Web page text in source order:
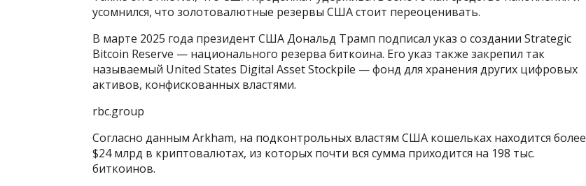
усомнился, что золотовалютные резервы США стоит переоценивать.
В марте 2025 года президент США Дональд Трамп подписал указ о создании Strategic
Bitcoin Reserve — национального резерва биткоина. Его указ также закрепил так
называемый United States Digital Asset Stockpile — фонд для хранения других цифровых
активов, конфискованных властями.
rbc.group
Согласно данным Arkham, на подконтрольных властям США кошельках находится более
$24 млрд в криптовалютах, из которых почти вся сумма приходится на 198 тыс.
биткоинов.